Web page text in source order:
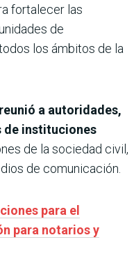
fortalecer las
de
los ámbitos de la
a autoridades,
de instituciones
de la sociedad civil,
de comunicación.
para el
para notarios y